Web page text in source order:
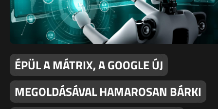
ÉPÜL A MÁTRIX, A GOOGLE ÚJ
MEGOLDÁSÁVAL HAMAROSAN BÁRKI